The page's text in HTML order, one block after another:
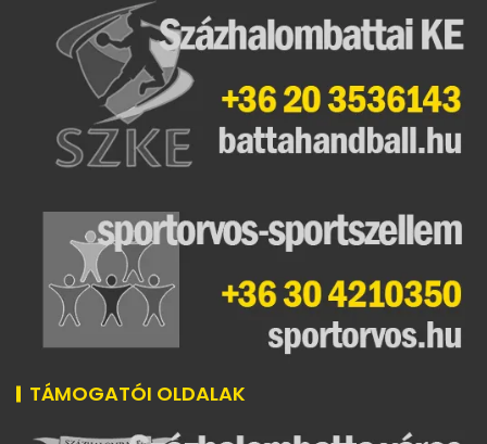
TÁMOGATÓI OLDALAK